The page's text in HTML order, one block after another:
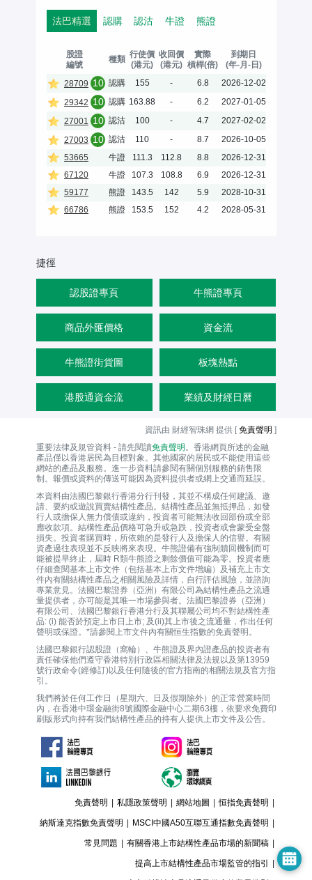
法巴精選 認購 認沽 牛證 熊證
股證
編號
種類 行使價
(港元)
收回價
(港元)
實際
槓桿(倍)
到期日
(年-月-日)
28709 10 認購 155 - 6.8
2026-12-02
29342 10 認購 163.88 - 6.2
2027-01-05
27001
10 認沽 100 - 4.7
2027-02-02
27003 10 認沽 110 - 8.7
2026-10-05
53665
牛證 111.3 112.8 8.8
2026-12-31
67120
牛證 107.3 108.8 6.9
2026-12-31
59177
熊證 143.5 142 5.9
2028-10-31
66786
熊證 153.5 152 4.2 2028-05-31
捷徑
認股證專頁 牛熊證專頁
商品外匯價格 資金流
牛熊證街貨圖 板塊熱點
港股通資金流 業績及財經日曆
資訊由 財經智珠網 提供 [免責聲明 ]
重要法律及規管資料 - 請先閱讀免責聲明 。香港網頁所述的金融
產品僅以香港居民為目標對象。其他國家的居民或不能使用這些
網站的產品及服務。進一步資料請參閱有關個別服務的銷售限
制。報價或資料的傳送可能因為資料提供者或網上交通而延誤。
本資料由法國巴黎銀行香港分行刊發，其並不構成任何建議、邀
請、要約或遊說買賣結構性產品。結構性產品並無抵押品，如發
行人或擔保人無力償債或違約，投資者可能無法收回部份或全部
應收款項。結構性產品價格可急升或急跌，投資者或會蒙受全盤
損失。投資者購買時，所依賴的是發行人及擔保人的信譽。有關
資產過往表現並不反映將來表現。牛熊證備有強制贖回機制而可
能被提早終止，屆時 R類牛熊證之剩餘價值可能為零。投資者應
仔細查閱基本上市文件（包括基本上市文件增編）及補充上市文
件內有關結構性產品之相關風險及詳情，自行評估風險，並諮詢
專業意見。法國巴黎證券（亞洲）有限公司為結構性產品之流通
量提供者，亦可能是其唯一巿場參與者。法國巴黎證券（亞洲）
有限公司、法國巴黎銀行香港分行及其聯屬公司均不對結構性產
品: (i) 能否於預定上市日上市; 及(ii)其上市後之流通量，作出任何
聲明或保證。*請參閱上市文件內有關恒生指數的免責聲明。
法國巴黎銀行認股證（窩輪）、牛熊證及界內證產品的投資者有
責任確保他們遵守香港特別行政區相關法律及法規以及第13959
號行政命令(經修訂)以及任何隨後的官方指南的相關法規及官方指
引。
我們將於任何工作日（星期六、日及假期除外）的正常營業時間
內，在香港中環金融街8號國際金融中心二期63樓，依要求免費印
刷版形式向持有我們結構性產品的持有人提供上市文件及公告。
免責聲明 | 私隱政策聲明 | 網站地圖 | 恒指免責聲明 |
納斯達克指數免責聲明 | MSCI中國A50互聯互通指數免責聲明 |
常見問題 | 有關香港上市結構性產品市場的新聞稿 |
提高上市結構性產品市場監管的指引 |